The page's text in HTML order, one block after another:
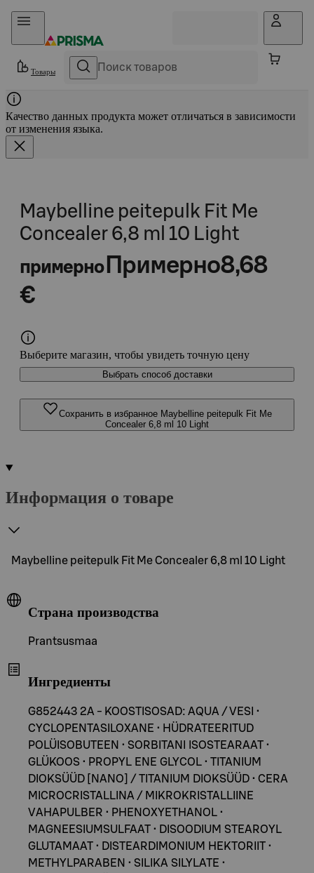
Прыгать в контент
Товары
Качество данных продукта может отличаться в зависимости
от изменения языка.
Maybelline peitepulk Fit Me
Concealer 6,8 ml 10 Light
примерно Примерно8,68
€
Выберите магазин, чтобы увидеть точную цену
Выбрать способ доставки
Сохранить в избранное Maybelline peitepulk Fit Me
Concealer 6,8 ml 10 Light
Информация о товаре
Maybelline peitepulk Fit Me Concealer 6,8 ml 10 Light
Страна производства
Prantsusmaa
Ингредиенты
G852443 2A - KOOSTISOSAD: AQUA / VESI •
CYCLOPENTASILOXANE • HÜDRATEERITUD
POLÜISOBUTEEN • SORBITANI ISOSTEARAAT •
GLÜKOOS • PROPYL ENE GLYCOL • TITANIUM
DIOKSÜÜD [NANO] / TITANIUM DIOKSÜÜD • CERA
MICROCRISTALLINA / MIKROKRISTALLIINE
VAHAPULBER • PHENOXYETHANOL •
MAGNEESIUMSULFAAT • DISOODIUM STEAROYL
GLUTAMAAT • DISTEARDIMONIUM HEKTORIIT •
METHYLPARABEN • SILIKA SILYLATE •